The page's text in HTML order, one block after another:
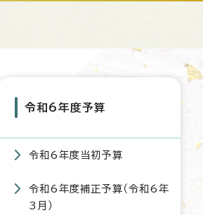
令和6年度予算
令和6年度当初予算
令和6年度補正予算（令和6年
3月）